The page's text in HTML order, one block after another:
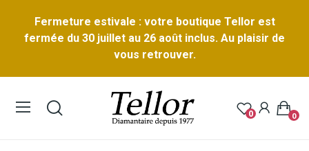
Fermeture estivale : votre boutique Tellor est
fermée du 30 juillet au 26 août inclus. Au plaisir de
vous retrouver.
0 0